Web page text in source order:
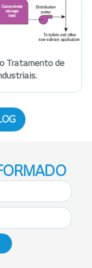
Tratamento de